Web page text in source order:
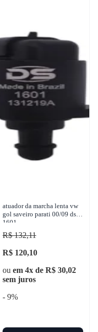
atuador da marcha lenta vw
gol saveiro parati 00/09 ds
1601
R$ 132,11
R$ 120,10
ou em 4x de R$ 30,02
sem juros
- 9%